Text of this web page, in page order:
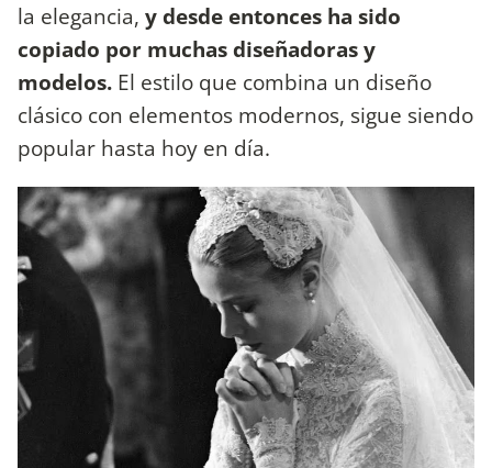
la elegancia, y desde entonces ha sido
copiado por muchas diseñadoras y
modelos. El estilo que combina un diseño
clásico con elementos modernos, sigue siendo
popular hasta hoy en día.